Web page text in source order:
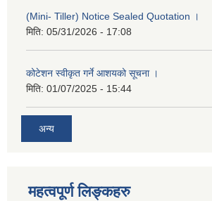
(Mini- Tiller) Notice Sealed Quotation ।
मिति: 05/31/2026 - 17:08
कोटेशन स्वीकृत गर्ने आशयको सूचना ।
मिति: 01/07/2025 - 15:44
अन्य
महत्वपूर्ण लिङ्कहरु